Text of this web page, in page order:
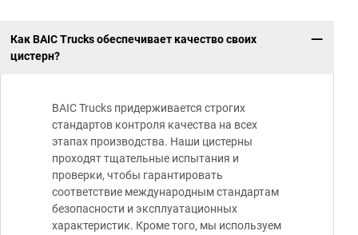
Как BAIC Trucks обеспечивает качество своих
цистерн?
BAIC Trucks придерживается строгих
стандартов контроля качества на всех
этапах производства. Наши цистерны
проходят тщательные испытания и
проверки, чтобы гарантировать
соответствие международным стандартам
безопасности и эксплуатационных
характеристик. Кроме того, мы используем